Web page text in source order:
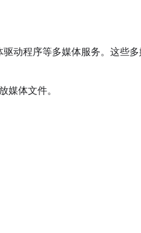
动程序等多媒体服务。这些
媒体文件。